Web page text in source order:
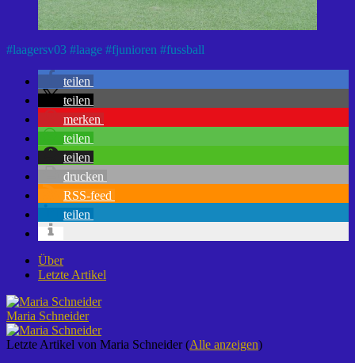
#laagersv03 #laage #fjunioren #fussball
teilen
teilen
merken
teilen
teilen
drucken
RSS-feed
teilen
Über
Letzte Artikel
Maria Schneider
Letzte Artikel von Maria Schneider(Alle anzeigen)